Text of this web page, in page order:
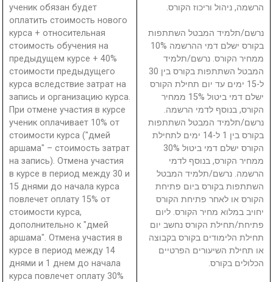
ученик обязан будет
оплатить стоимость нового
курса + относительная
стоимость обучения на
предыдущем курсе + 40%
стоимости предыдущего
курса вследствие затрат на
запись и организацию курса.
При отмене участия в курсе
ученик оплачивает 10% от
стоимости курса ("дмей
аршама" – стоимость затрат
на запись). Отмена участия
в курсе в период между 30 и
15 днями до начала курса
повлечет оплату 15% от
стоимости курса,
дополнительно к "дмей
аршама". Отмена участия в
курсе в период между 14
днями и 1 днем до начала
курса повлечет оплату 30%
הרשמה, ניהול וריכוז הקורס.
נרשם/תלמיד המבטל השתתפות
בקורס ישלם דמי ההרשמה 10%
ממחיר הקורס. נרשם/תלמיד
המבטל השתתפות בקורס בין 30
ל-15 ימים עד יום תחילת הקורס
ישלם דמי ביטול 15% ממחיר
הקורס, בנוסף לדמי הרשמה.
נרשם/תלמיד המבטל השתתפות
בקורס בין 1 ל-14 ימים לתחילת
הקורס ישלם דמי ביטול 30%
ממחיר הקורס, בנוסף לדמי
הרשמה. נרשם/תלמיד המבטל
השתתפות בקורס ביום פתיחת
הקורס או לאחר פתיחת הקורס
יחויב במלוא מחיר הקורס. ליום
פתיחת/תחילת הקורס נחשב יום
תחילת הלימודים בקורס בקבוצה
או תחילת השיעורים הפרטיים
הכלולים בקורס.